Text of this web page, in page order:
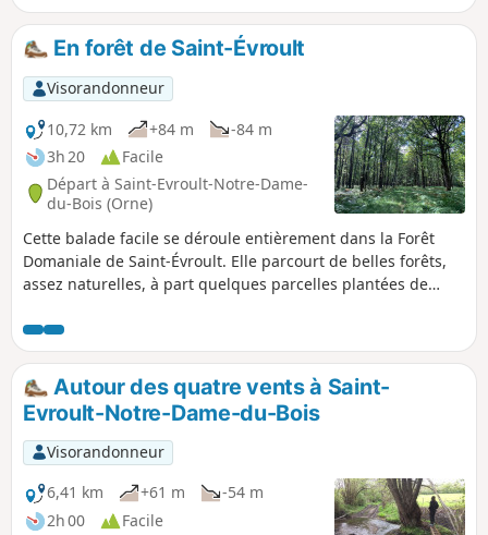
possible de quitter l'itinéraire proposé. Attention à la
modification nécessaire à partir du point (9) due à
l'évolution du terrain 16 septembre 2019.
En forêt de Saint-Évroult
Visorandonneur
10,72 km
+84 m
-84 m
3h 20
Facile
Départ à Saint-Evroult-Notre-Dame-
du-Bois (Orne)
Cette balade facile se déroule entièrement dans la Forêt
Domaniale de Saint-Évroult. Elle parcourt de belles forêts,
assez naturelles, à part quelques parcelles plantées de
une jolie balade sans prétention : il ne faut pas lui
demander plus que ce qu'elle peut donner. C'est de la forêt,
rien que de la forêt. Parcours principalement sur de larges
chemins forestiers, parfois sur des sentiers plus étroits.
Boue possible après la pluie.
Autour des quatre vents à Saint-
Evroult-Notre-Dame-du-Bois
Visorandonneur
6,41 km
+61 m
-54 m
2h 00
Facile